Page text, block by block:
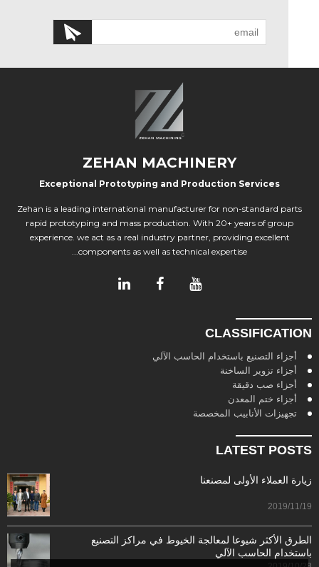
ZEHAN MACHINERY
Exceptional Prototyping and Production Services
Zehan is a leading international manufacturer for non-standard parts
rapid prototyping and mass production. With 20+ years of group
experience. we act as a real industry partner, providing excellent
components as well as technical expertise...
CLASSIFICATION
أجزاء التصنيع باستخدام الحاسب الآلي
أجزاء تزوير الساخنة
أجزاء صب دقيقة
أجزاء ختم المعدن
تجهيزات الأنابيب المخصصة
LATEST POSTS
زيارة العملاء الأولى لمصنعنا
2019/11/19
الطرق الأكثر شيوعا لمعالجة الخيوط في مراكز التصنيع
باستخدام الحاسب الآلي